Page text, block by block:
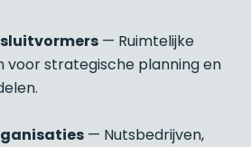
— Ruimtelijke
voor strategische planning en
— Nutsbedrijven,